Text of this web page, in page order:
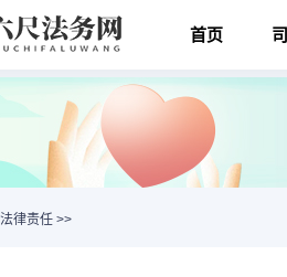
首页
法律责任 >>